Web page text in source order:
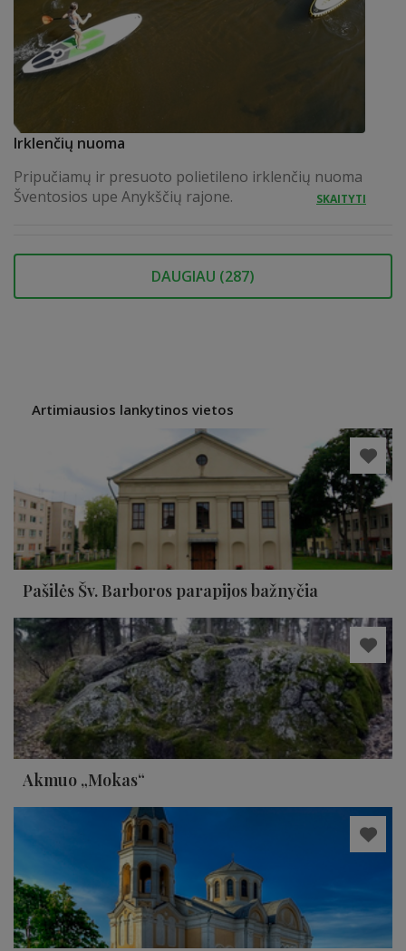
Irklenčių nuoma
Pripučiamų ir presuoto polietileno irklenčių nuoma
Šventosios upe Anykščių rajone.
SKAITYTI
DAUGIAU (287)
Artimiausios lankytinos vietos
Pašilės Šv. Barboros parapijos bažnyčia
Akmuo „Mokas“